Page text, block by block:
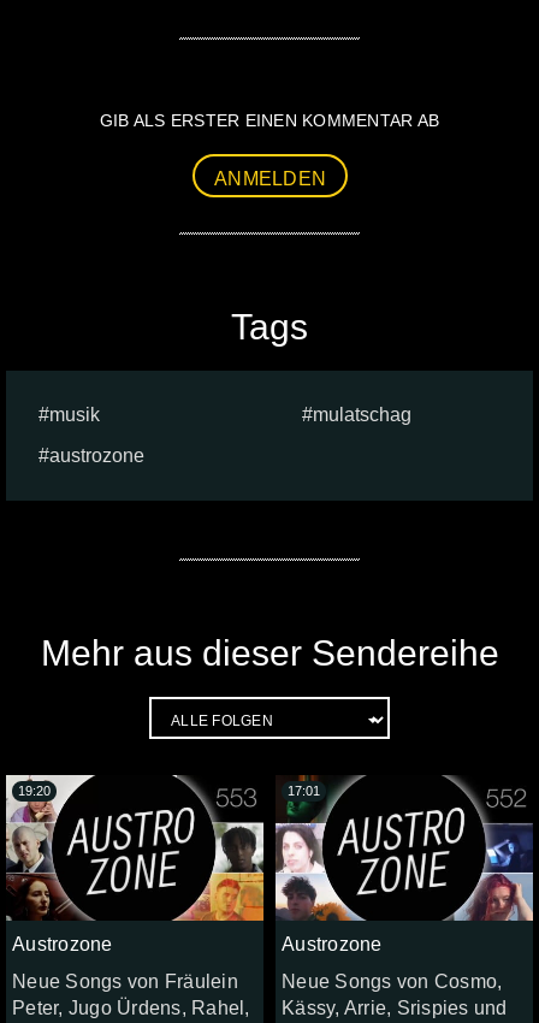
GIB ALS ERSTER EINEN KOMMENTAR AB
ANMELDEN
Tags
musik
mulatschag
austrozone
Mehr aus dieser Sendereihe
Austrozone
Neue Songs von Fräulein
Peter, Jugo Ürdens, Rahel,
19:20
Austrozone
Neue Songs von Cosmo,
Kässy, Arrie, Srispies und
17:01